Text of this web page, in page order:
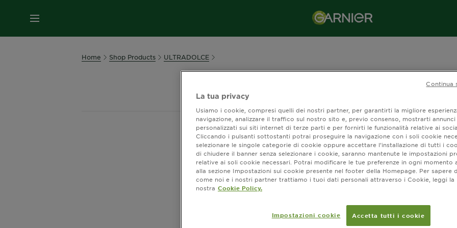
MENU
Home Shop Products ULTRADOLCE
Mostra (1) risultato / i
La tua privacy
Usiamo i cookie, compresi quelli dei nostri partner, per garantirti la migliore
navigazione, analizzare il traffico sul nostro sito e, previo consenso, mostrarti annunci
personalizzati sui siti internet di terze parti e per fornirti le funzionalità relative ai
Cliccando i pulsanti sottostanti potrai proseguire la navigazione con i soli cookie
selezionare le singole categorie di cookie oppure accettare l’installazione di tutti i
di chiudere il banner senza selezionare i cookie, saranno mantenute le impostazioni
relative ai soli cookie necessari. Potrai modificare le tue preferenze in ogni momento
alla sezione Impostazioni sui cookie presente nel footer della Homepage. Per sapere
come noi e i nostri partner trattiamo i tuoi dati personali attraverso i Cookie, leggi la
nostra Cookie Policy.
Impostazioni cookie Accetta tutti i cookie
Continua